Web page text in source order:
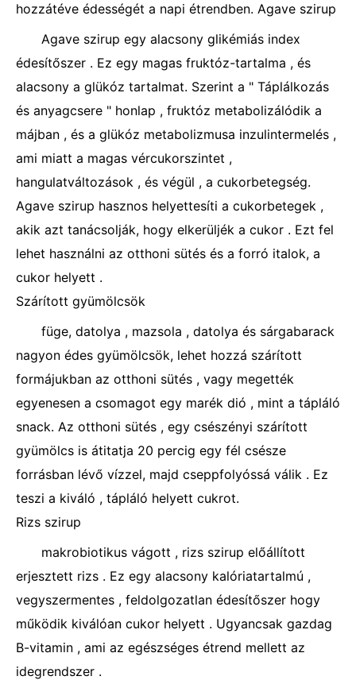
hozzátéve édességét a napi étrendben. Agave szirup
Agave szirup egy alacsony glikémiás index
édesítőszer . Ez egy magas fruktóz-tartalma , és
alacsony a glükóz tartalmat. Szerint a " Táplálkozás
és anyagcsere " honlap , fruktóz metabolizálódik a
májban , és a glükóz metabolizmusa inzulintermelés ,
ami miatt a magas vércukorszintet ,
hangulatváltozások , és végül , a cukorbetegség.
Agave szirup hasznos helyettesíti a cukorbetegek ,
akik azt tanácsolják, hogy elkerüljék a cukor . Ezt fel
lehet használni az otthoni sütés és a forró italok, a
cukor helyett .
Szárított gyümölcsök
füge, datolya , mazsola , datolya és sárgabarack
nagyon édes gyümölcsök, lehet hozzá szárított
formájukban az otthoni sütés , vagy megették
egyenesen a csomagot egy marék dió , mint a tápláló
snack. Az otthoni sütés , egy csészényi szárított
gyümölcs is átitatja 20 percig egy fél csésze
forrásban lévő vízzel, majd cseppfolyóssá válik . Ez
teszi a kiváló , tápláló helyett cukrot.
Rizs szirup
makrobiotikus vágott , rizs szirup előállított
erjesztett rizs . Ez egy alacsony kalóriatartalmú ,
vegyszermentes , feldolgozatlan édesítőszer hogy
működik kiválóan cukor helyett . Ugyancsak gazdag
B-vitamin , ami az egészséges étrend mellett az
idegrendszer .